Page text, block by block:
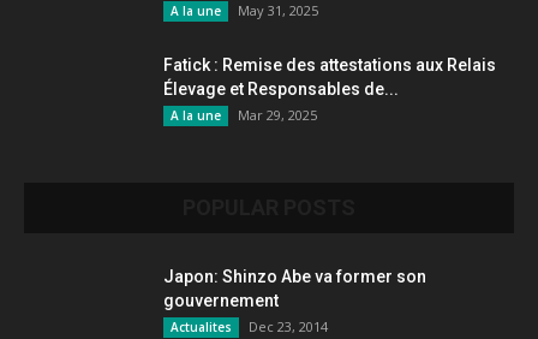
A la une May 31, 2025
Fatick : Remise des attestations aux Relais
Élevage et Responsables de...
A la une Mar 29, 2025
Japon: Shinzo Abe va former son
gouvernement
Actualites Dec 23, 2014